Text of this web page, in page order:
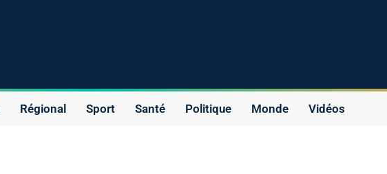
Régional Sport Santé Politique Monde Vidéos